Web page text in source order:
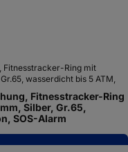
Fitnesstracker-Ring
Silber, Gr.65,
SOS-Alarm